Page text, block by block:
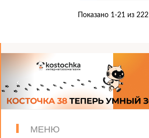
Показано 1-21 из 222
МЕНЮ